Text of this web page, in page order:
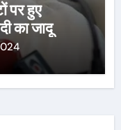
पर हुए
का जादू